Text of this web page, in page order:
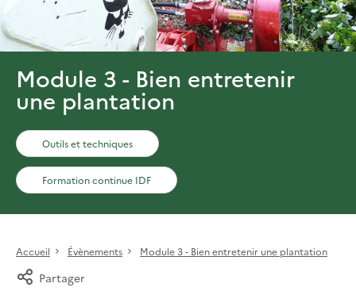
Module 3 - Bien entretenir
une plantation
Outils et techniques
Formation continue IDF
Accueil Évènements Module 3 - Bien entretenir une plantation
Partager